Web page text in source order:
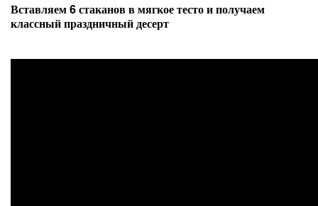
Вставляем 6 стаканов в мягкое тесто и получаем
классный праздничный десерт